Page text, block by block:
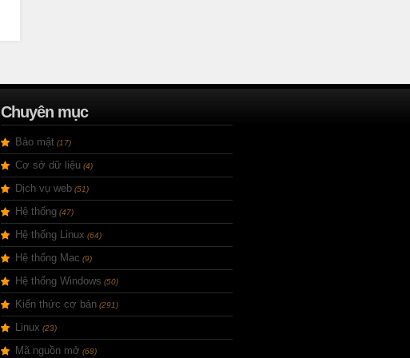
Chuyên mục
Bảo mật (17)
Cơ sở dữ liệu (4)
Dịch vụ web (51)
Hệ thống (47)
Hệ thống Linux (64)
Hệ thống Mac (9)
Hệ thống Windows (50)
Kiến thức cơ bản (291)
Linux (23)
Mã nguồn mở (68)